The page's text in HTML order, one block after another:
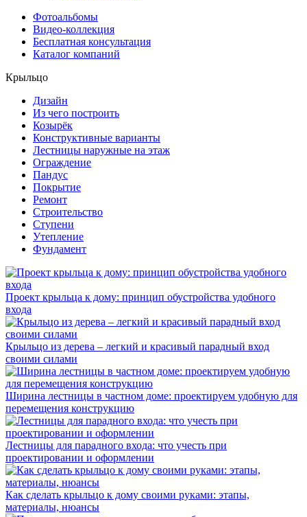
Фотоальбомы
Видео-коллекция
Бесплатная консультация
Каталог компаний
Крыльцо
Дизайн
Из чего построить
Козырёк
Конструктивные варианты
Лестницы наружные на этаж
Ограждение
Пандус
Покрытие
Ремонт
Строительство
Ступени
Утепление
Фундамент
Проект крыльца к дому: принцип обустройства удобного
входа
Крыльцо из дерева – легкий и красивый парадный вход
своими силами
Ширина лестницы в частном доме: проектируем удобную для
перемещения конструкцию
Лестницы для парадного входа: что учесть при
проектировании и оформлении
Как сделать крыльцо к дому своими руками: этапы,
материалы, нюансы